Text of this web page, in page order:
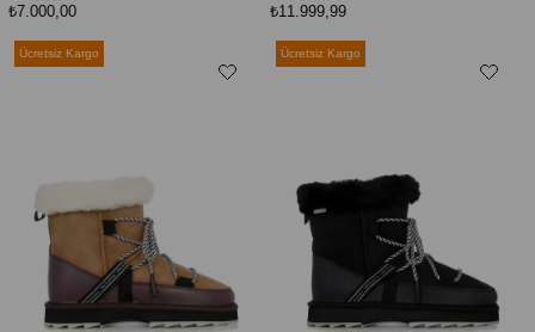
₺7.000,00 ₺11.999,99
Ücretsiz Kargo Ücretsiz Kargo